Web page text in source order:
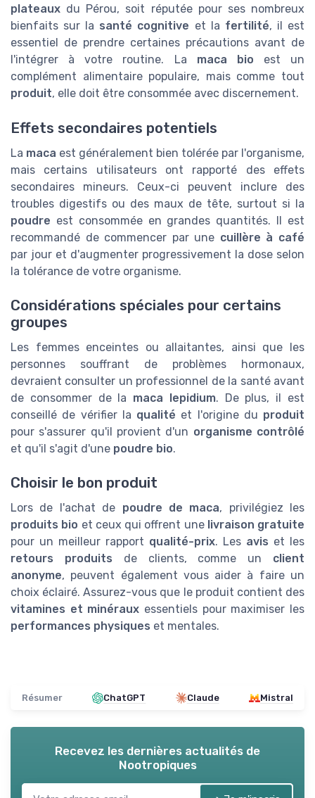
plateaux du Pérou, soit réputée pour ses nombreux
bienfaits sur la santé cognitive et la fertilité, il est
essentiel de prendre certaines précautions avant de
l'intégrer à votre routine. La maca bio est un
complément alimentaire populaire, mais comme tout
produit, elle doit être consommée avec discernement.
Effets secondaires potentiels
La maca est généralement bien tolérée par l'organisme,
mais certains utilisateurs ont rapporté des effets
secondaires mineurs. Ceux-ci peuvent inclure des
troubles digestifs ou des maux de tête, surtout si la
poudre est consommée en grandes quantités. Il est
recommandé de commencer par une cuillère à café
par jour et d'augmenter progressivement la dose selon
la tolérance de votre organisme.
Considérations spéciales pour certains
groupes
Les femmes enceintes ou allaitantes, ainsi que les
personnes souffrant de problèmes hormonaux,
devraient consulter un professionnel de la santé avant
de consommer de la maca lepidium. De plus, il est
conseillé de vérifier la qualité et l'origine du produit
pour s'assurer qu'il provient d'un organisme contrôlé
et qu'il s'agit d'une poudre bio.
Choisir le bon produit
Lors de l'achat de poudre de maca, privilégiez les
produits bio et ceux qui offrent une livraison gratuite
pour un meilleur rapport qualité-prix. Les avis et les
retours produits de clients, comme un client
anonyme, peuvent également vous aider à faire un
choix éclairé. Assurez-vous que le produit contient des
vitamines et minéraux essentiels pour maximiser les
performances physiques et mentales.
Résumer ChatGPT Claude Mistral
Recevez les dernières actualités de
Nootropiques